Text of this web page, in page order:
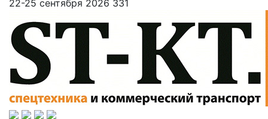
22-25 сентября 2026 331